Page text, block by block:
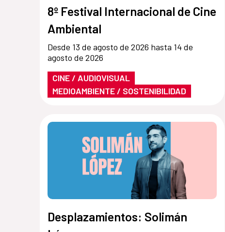
8º Festival Internacional de Cine
Ambiental
Desde 13 de agosto de 2026 hasta 14 de
agosto de 2026
CINE / AUDIOVISUAL
MEDIOAMBIENTE / SOSTENIBILIDAD
Desplazamientos: Solimán